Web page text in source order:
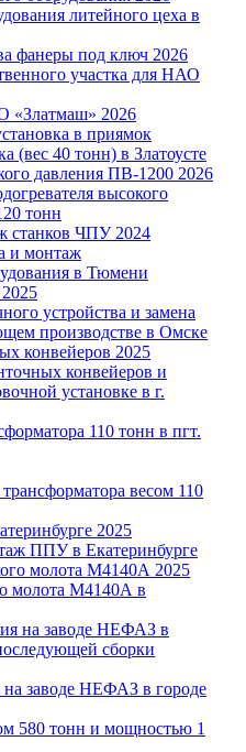
литейного цеха в
2026
участка для НАО
2026
в приямок
(вес 40 тонн) в Златоусте
2026
высокого
тонн
2024
и монтаж
в Тюмени
2025
устройства и замена
производстве в Омске
2025
конвейеров и
установке в г.
весом 110
2025
ППУ в Екатеринбурге
2025
молота М4140А в
заводе НЕФАЗ в городе